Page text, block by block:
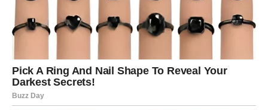
Na emotivnom planu dolazi vrijeme mnogo veće jasnoće.
Ako ste dugo čekali da saznate šta neko osjeća prema
Ako ste slobodni, postoji mogućnost poznanstva koje
donosi osjećaj posebne povezanosti.